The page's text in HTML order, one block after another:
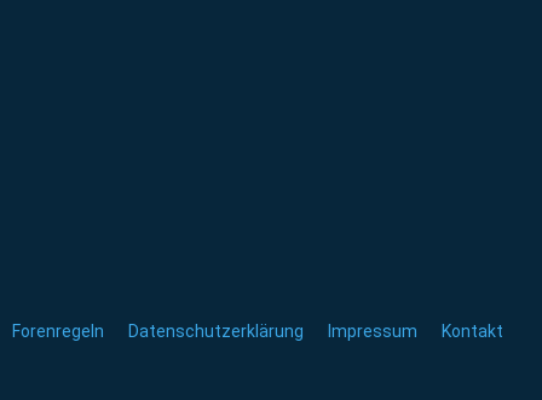
Forenregeln Datenschutzerklärung Impressum Kontakt